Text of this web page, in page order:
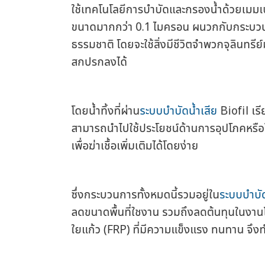
ใช้เทคโนโลยีการบำบัดและกรองน้ำด้วยเม
ขนาดมากกว่า 0.1 ไมครอน ผนวกกับกระบ
ธรรมชาติ โดยจะใช้สิ่งมีชีวิตจำพวกจุลินทรี
สกปรกลงได้
โดยน้ำทิ้งที่ผ่านระบบบำบัดน้ำเสีย Biofil เรี
สามารถนำไปใช้ประโยชน์ด้านการอุปโภคห
เพื่อฆ่าเชื้อเพิ่มเติมได้โดยง่าย
ซึ่งกระบวนการทั้งหมดนี้รวมอยู่ในระบบบำบั
ลดขนาดพื้นที่ใชงาน รวมถึงลดต้นทุนในงา
ใยแก้ว (FRP) ที่มีความแข็งแรง ทนทาน จึ